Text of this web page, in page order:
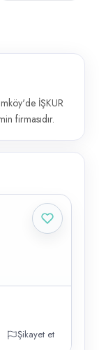
İŞKUR
firmasıdır.
Şikayet et